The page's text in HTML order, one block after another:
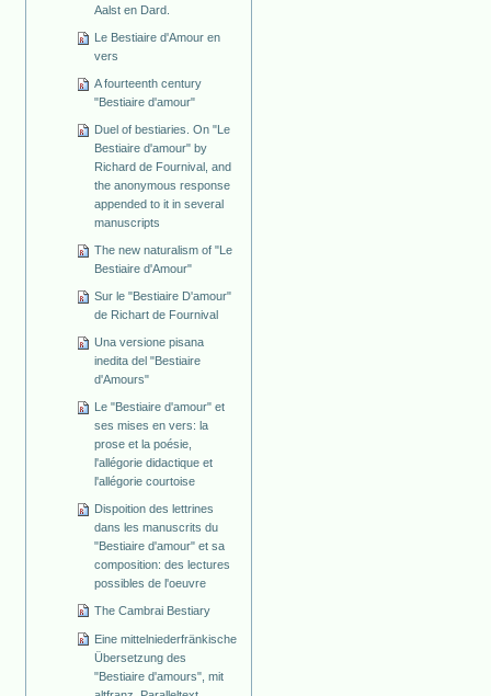
Aalst en Dard.
Le Bestiaire d'Amour en
vers
A fourteenth century
"Bestiaire d'amour"
Duel of bestiaries. On "Le
Bestiaire d'amour" by
Richard de Fournival, and
the anonymous response
appended to it in several
manuscripts
The new naturalism of "Le
Bestiaire d'Amour"
Sur le "Bestiaire D'amour"
de Richart de Fournival
Una versione pisana
inedita del "Bestiaire
d'Amours"
Le "Bestiaire d'amour" et
ses mises en vers: la
prose et la poésie,
l'allégorie didactique et
l'allégorie courtoise
Dispoition des lettrines
dans les manuscrits du
"Bestiaire d'amour" et sa
composition: des lectures
possibles de l'oeuvre
The Cambrai Bestiary
Eine mittelniederfränkische
Übersetzung des
"Bestiaire d'amours", mit